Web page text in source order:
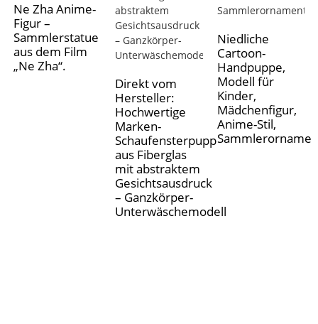
Ne Zha Anime-
Figur –
Sammlerstatue
aus dem Film
„Ne Zha“.
Direkt vom
Hersteller:
Hochwertige
Marken-
Schaufensterpuppen
aus Fiberglas
mit abstraktem
Gesichtsausdruck
– Ganzkörper-
Unterwäschemodell
Niedliche
Cartoon-
Handpuppe,
Modell für
Kinder,
Mädchenfigur,
Anime-Stil,